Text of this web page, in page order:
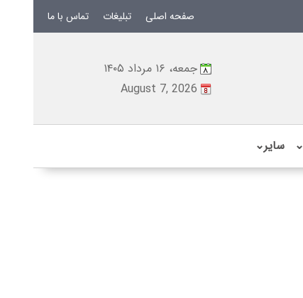
صفحه اصلی تبلیغات تماس با ما
جمعه، ۱۶ مرداد ۱۴۰۵
August 7, 2026
⌄ سایر⌄